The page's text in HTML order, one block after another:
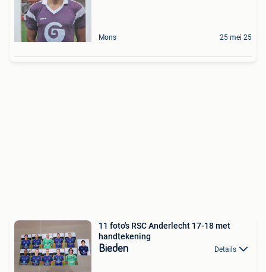
Mons 25 mei 25
11 foto's RSC Anderlecht 17-18 met
handtekening
Bieden Details